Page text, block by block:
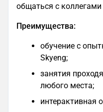
общаться с коллегами
Преимущества:
обучение с
Skyeng;
занятия
любого места;
интерактивная